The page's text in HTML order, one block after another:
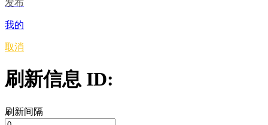
发布
我的
取消
刷新信息 ID:
刷新间隔